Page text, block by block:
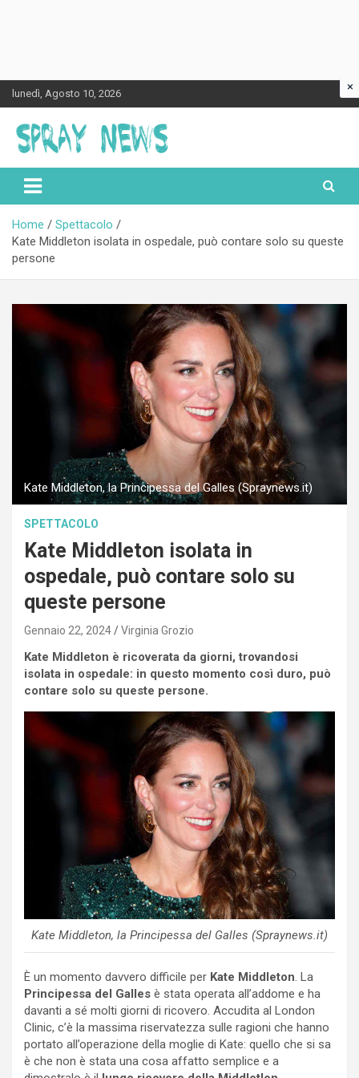
Skip
to
content
lunedì, Agosto 10, 2026
Spraynews.it
Home
Spettacolo
Kate Middleton isolata in ospedale, può contare solo su queste
persone
Kate Middleton, la Principessa del Galles (Spraynews.it)
SPETTACOLO
Kate Middleton isolata in
ospedale, può contare solo su
queste persone
Gennaio 22, 2024 Virginia Grozio
Kate Middleton è ricoverata da giorni, trovandosi
isolata in ospedale: in questo momento così duro, può
contare solo su queste persone.
Kate Middleton, la Principessa del Galles (Spraynews.it)
È un momento davvero difficile per Kate Middleton. La
Principessa del Galles è stata operata all’addome e ha
davanti a sé molti giorni di ricovero. Accudita al London
Clinic, c’è la massima riservatezza sulle ragioni che hanno
portato all’operazione della moglie di Kate: quello che si sa
è che non è stata una cosa affatto semplice e a
×